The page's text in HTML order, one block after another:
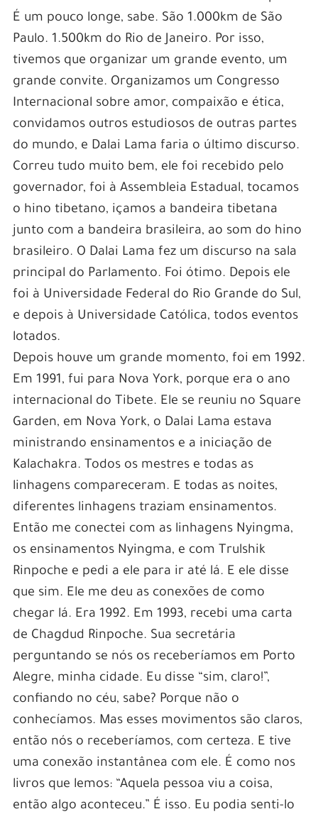
É um pouco longe, sabe. São 1.000km de São
Paulo. 1.500km do Rio de Janeiro. Por isso,
tivemos que organizar um grande evento, um
grande convite. Organizamos um Congresso
Internacional sobre amor, compaixão e ética,
convidamos outros estudiosos de outras partes
do mundo, e Dalai Lama faria o último discurso.
Correu tudo muito bem, ele foi recebido pelo
governador, foi à Assembleia Estadual, tocamos
o hino tibetano, içamos a bandeira tibetana
junto com a bandeira brasileira, ao som do hino
brasileiro. O Dalai Lama fez um discurso na sala
principal do Parlamento. Foi ótimo. Depois ele
foi à Universidade Federal do Rio Grande do Sul,
e depois à Universidade Católica, todos eventos
lotados.
Depois houve um grande momento, foi em 1992.
Em 1991, fui para Nova York, porque era o ano
internacional do Tibete. Ele se reuniu no Square
Garden, em Nova York, o Dalai Lama estava
ministrando ensinamentos e a iniciação de
Kalachakra. Todos os mestres e todas as
linhagens compareceram. E todas as noites,
diferentes linhagens traziam ensinamentos.
Então me conectei com as linhagens Nyingma,
os ensinamentos Nyingma, e com Trulshik
Rinpoche e pedi a ele para ir até lá. E ele disse
que sim. Ele me deu as conexões de como
chegar lá. Era 1992. Em 1993, recebi uma carta
de Chagdud Rinpoche. Sua secretária
perguntando se nós os receberíamos em Porto
Alegre, minha cidade. Eu disse “sim, claro!”,
confiando no céu, sabe? Porque não o
conhecíamos. Mas esses movimentos são claros,
então nós o receberíamos, com certeza. E tive
uma conexão instantânea com ele. É como nos
livros que lemos: “Aquela pessoa viu a coisa,
então algo aconteceu.” É isso. Eu podia senti-lo